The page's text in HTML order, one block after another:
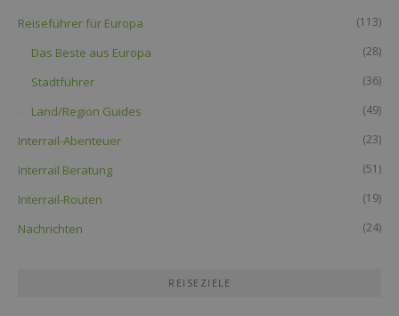
Reiseführer für Europa (113)
Das Beste aus Europa (28)
Stadtführer (36)
Land/Region Guides (49)
Interrail-Abenteuer (23)
Interrail Beratung (51)
Interrail-Routen (19)
Nachrichten (24)
REISEZIELE